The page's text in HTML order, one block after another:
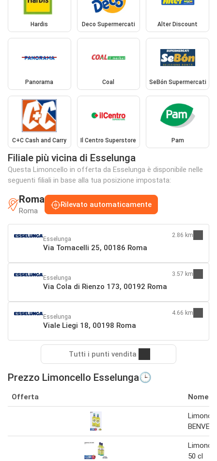
Hardis Deco Supermercati Alter Discount
Panorama Coal SeBón Supermercati
C+C Cash and Carry Il Centro Superstore Pam
Filiale più vicina di Esselunga
Questa Limoncello in offerta da Esselunga è disponibile nelle
seguenti filiali in base alla tua posizione impostata:
Roma
Roma
Rilevato automaticamente
Esselunga
Via Tomacelli 25, 00186 Roma
2.86 km
Esselunga
Via Cola di Rienzo 173, 00192 Roma
3.57 km
Esselunga
Viale Liegi 18, 00198 Roma
4.66 km
Tutti i punti vendita
Prezzo Limoncello Esselunga🕒
Offerta Nome
50 cl